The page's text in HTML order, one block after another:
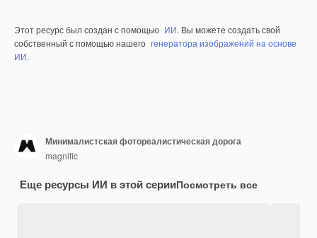
Этот ресурс был создан с помощью ИИ. Вы можете создать свой
собственный с помощью нашего генератора изображений на основе
ИИ.
Минималистская фотореалистическая дорога
magnific
Еще ресурсы ИИ в этой серииПосмотреть все